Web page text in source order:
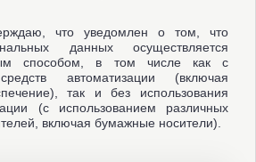
что уведомлен о том, что
данных осуществляется
способом, в том числе как с
автоматизации (включая
так и без использования
(с использованием различных
включая бумажные носители).